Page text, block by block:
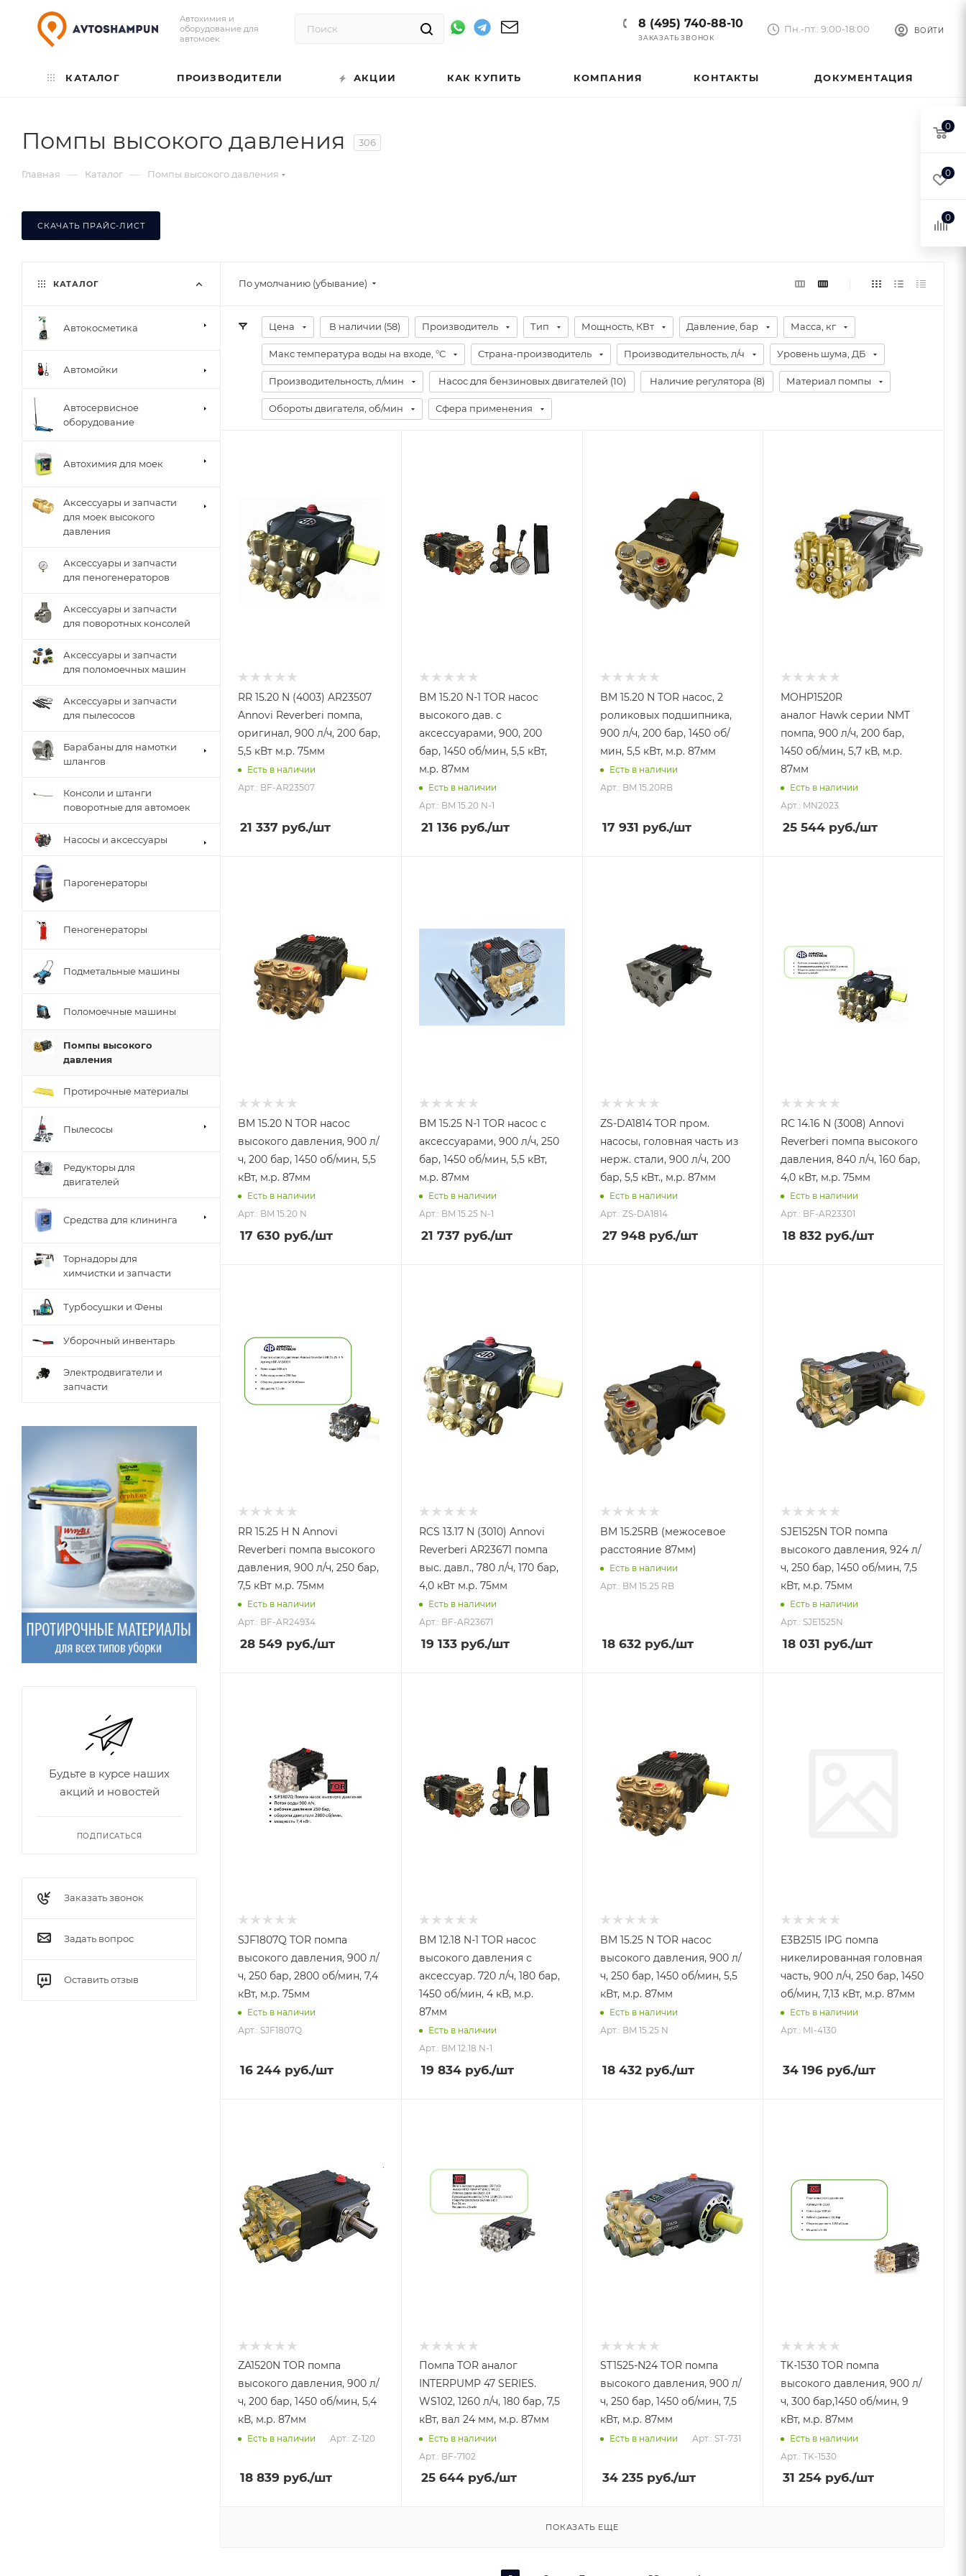
Автохимия и
оборудование для
автомоек
ВОЙТИ
8 (495) 740-88-10
ЗАКАЗАТЬ ЗВОНОК
Пн.-пт.: 9:00-18:00
КАТАЛОГ ПРОИЗВОДИТЕЛИ АКЦИИ КАК КУПИТЬ КОМПАНИЯ КОНТАКТЫ ДОКУМЕНТАЦИЯ
Помпы высокого давления 306
Главная — Каталог — Помпы высокого давления
СКАЧАТЬ ПРАЙС-ЛИСТ
По умолчанию (убывание)
Цена В наличии (58) Производитель Тип Мощность, КВт Давление, бар Масса, кг
Макс температура воды на входе, °С Страна-производитель Производительность, л/ч Уровень шума, ДБ
Производительность, л/мин Насос для бензиновых двигателей (10) Наличие регулятора (8) Материал помпы
Обороты двигателя, об/мин Сфера применения
RR 15.20 N (4003) AR23507
Annovi Reverberi помпа,
оригинал, 900 л/ч, 200 бар,
5,5 кВт м.р. 75мм
Есть в наличии
Арт.: BF-AR23507
21 337 руб./шт
BM 15.20 N-1 TOR насос
высокого дав. с
аксессуарами, 900, 200
бар, 1450 об/мин, 5,5 кВт,
м.р. 87мм
Есть в наличии
Арт.: BM 15.20 N-1
21 136руб./шт
BM 15.20 N TOR насос, 2
роликовых подшипника,
900 л/ч, 200 бар, 1450 об/
мин, 5,5 кВт, м.р. 87мм
Есть в наличии
Арт.: BM 15.20RB
17 931 руб./шт
MOHP1520R
аналог Hawk серии NMT
помпа, 900 л/ч, 200 бар,
1450 об/мин, 5,7 кВ, м.р.
87мм
Есть в наличии
Арт.: MN2023
25 544 руб./шт
BM 15.20 N TOR насос
высокого давления, 900 л/
ч, 200 бар, 1450 об/мин, 5,5
кВт, м.р. 87мм
Есть в наличии
Арт.: BM 15.20 N
17 630 руб./шт
BM 15.25 N-1 TOR насос с
аксессуарами, 900 л/ч, 250
бар, 1450 об/мин, 5,5 кВт,
м.р. 87мм
Есть в наличии
Арт.: BM 15.25 N-1
21 737 руб./шт
ZS-DA1814 TOR пром.
насосы, головная часть из
нерж. стали, 900 л/ч, 200
бар, 5,5 кВт., м.р. 87мм
Есть в наличии
Арт.: ZS-DA1814
27 948руб./шт
RC 14.16 N (3008) Annovi
Reverberi помпа высокого
давления, 840 л/ч, 160 бар,
4,0 кВт, м.р. 75мм
Есть в наличии
Арт.: BF-AR23301
18 832 руб./шт
RR 15.25 H N Annovi
Reverberi помпа высокого
давления, 900 л/ч, 250 бар,
7,5 кВт м.р. 75мм
Есть в наличии
Арт.: BF-AR24934
28 549 руб./шт
RCS 13.17 N (3010) Annovi
Reverberi AR23671 помпа
выс. давл., 780 л/ч, 170 бар,
4,0 кВт м.р. 75мм
Есть в наличии
Арт.: BF-AR23671
19 133руб./шт
BM 15.25RB (межосевое
расстояние 87мм)
Есть в наличии
Арт.: BM 15.25 RB
18 632руб./шт
SJE1525N TOR помпа
высокого давления, 924 л/
ч, 250 бар, 1450 об/мин, 7,5
кВт, м.р. 75мм
Есть в наличии
Арт.: SJE1525N
18 031 руб./шт
SJF1807Q TOR помпа
высокого давления, 900 л/
ч, 250 бар, 2800 об/мин, 7,4
кВт, м.р. 75мм
Есть в наличии
Арт.: SJF1807Q
16 244 руб./шт
BM 12.18 N-1 TOR насос
высокого давления с
аксессуар. 720 л/ч, 180 бар,
1450 об/мин, 4 кВ, м.р.
87мм
Есть в наличии
Арт.: BM 12.18 N-1
19 834руб./шт
BM 15.25 N TOR насос
высокого давления, 900 л/
ч, 250 бар, 1450 об/мин, 5,5
кВт, м.р. 87мм
Есть в наличии
Арт.: BM 15.25 N
18 432руб./шт
E3B2515 IPG помпа
никелированная головная
часть, 900 л/ч, 250 бар, 1450
об/мин, 7,13 кВт, м.р. 87мм
Есть в наличии
Арт.: MI-4130
34 196 руб./шт
ZA1520N TOR помпа
высокого давления, 900 л/
ч, 200 бар, 1450 об/мин, 5,4
кВ, м.р. 87мм
Есть в наличии Арт.: Z-120
18 839 руб./шт
Помпа TOR аналог
INTERPUMP 47 SERIES.
WS102, 1260 л/ч, 180 бар, 7,5
кВт, вал 24 мм, м.р. 87мм
Есть в наличии
Арт.: BF-7102
25 644руб./шт
ST1525-N24 TOR помпа
высокого давления, 900 л/
ч, 250 бар, 1450 об/мин, 7,5
кВт, м.р. 87мм
Есть в наличии Арт.: ST-731
34 235руб./шт
TK-1530 TOR помпа
высокого давления, 900 л/
ч, 300 бар,1450 об/мин, 9
кВт, м.р. 87мм
Есть в наличии
Арт.: TK-1530
31 254 руб./шт
ПОКАЗАТЬ ЕЩЕ
КАТАЛОГ
Автокосметика
Автомойки
Автосервисное
оборудование
Автохимия для моек
Аксессуары и запчасти
для моек высокого
давления
Аксессуары и запчасти
для пеногенераторов
Аксессуары и запчасти
для поворотных консолей
Аксессуары и запчасти
для поломоечных машин
Аксессуары и запчасти
для пылесосов
Барабаны для намотки
шлангов
Консоли и штанги
поворотные для автомоек
Насосы и аксессуары
Парогенераторы
Пеногенераторы
Подметальные машины
Поломоечные машины
Помпы высокого
давления
Протирочные материалы
Пылесосы
Редукторы для
двигателей
Средства для клининга
Торнадоры для
химчистки и запчасти
Турбосушки и Фены
Уборочный инвентарь
Электродвигатели и
запчасти
Будьте в курсе наших
акций и новостей
ПОДПИСАТЬСЯ
Заказать звонок
Задать вопрос
Оставить отзыв
0
0
0